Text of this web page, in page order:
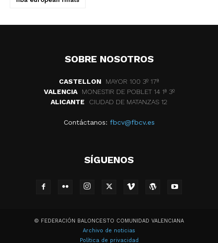
SOBRE NOSOTROS
CASTELLON
MAYOR 100 3º 17ª
VALENCIA
MONESTIR DE POBLET 14 1ª 3º
ALICANTE
CIUDAD DE MATANZAS 12
Contáctanos: fbcv@fbcv.es
SÍGUENOS
© FEDERACIÓN BALONCESTO COMUNIDAD VALENCIANA
Archivo de noticias
Política de privacidad